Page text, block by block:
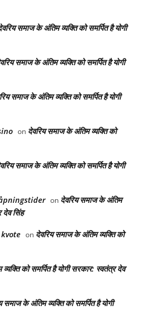
समाज के अंतिम व्यक्ति को समर्पित है योगी
समाज के अंतिम व्यक्ति को समर्पित है योगी
समाज के अंतिम व्यक्ति को समर्पित है योगी
on देवरिय समाज के अंतिम व्यक्ति को
समाज के अंतिम व्यक्ति को समर्पित है योगी
on देवरिय समाज के अंतिम
देव सिंह
on देवरिय समाज के अंतिम व्यक्ति को
को समर्पित है योगी सरकार: स्वतंत्र देव
समाज के अंतिम व्यक्ति को समर्पित है योगी